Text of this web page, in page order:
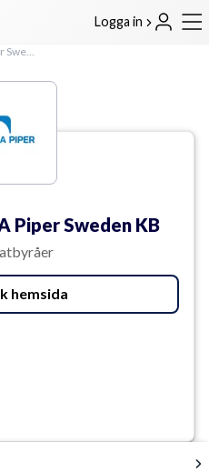
Logga in
Advokatfirma DLA Piper Sweden KB
Piper Sweden KB
hemsida